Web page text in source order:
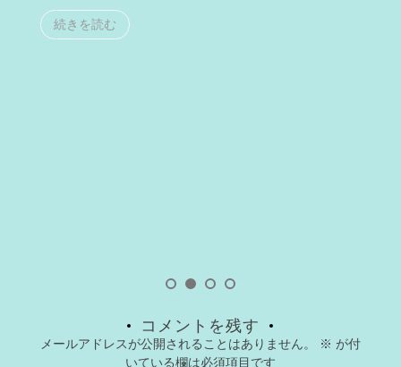
続きを読む
コメントを残す
メールアドレスが公開されることはありません。 ※ が付
いている欄は必須項目です